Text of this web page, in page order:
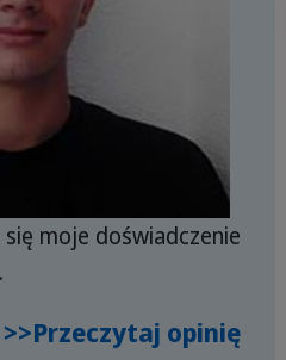
moje doświadczenie
>>Przeczytaj opinię